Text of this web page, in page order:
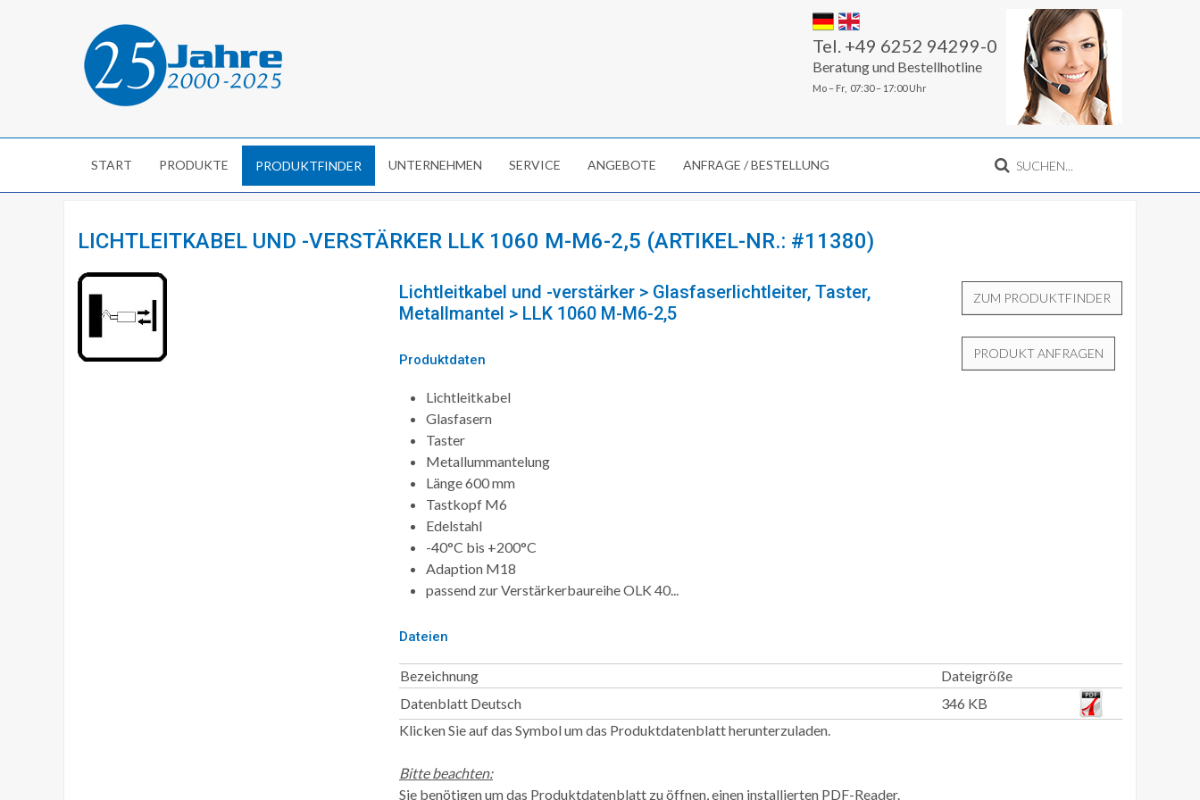
Tel. +49 6252 94299-0
Beratung und Bestellhotline
Mo – Fr, 07:30 – 17:00 Uhr
START PRODUKTE PRODUKTFINDER UNTERNEHMEN SERVICE ANGEBOTE ANFRAGE / BESTELLUNG
LICHTLEITKABEL UND -VERSTÄRKER LLK 1060 M-M6-2,5 (ARTIKEL-NR.: #11380)
Lichtleitkabel und -verstärker > Glasfaserlichtleiter, Taster,
Metallmantel > LLK 1060 M-M6-2,5
Produktdaten
Lichtleitkabel
Glasfasern
Taster
Metallummantelung
Länge 600 mm
Tastkopf M6
Edelstahl
-40°C bis +200°C
Adaption M18
passend zur Verstärkerbaureihe OLK 40...
Dateien
Bezeichnung
Dateigröße
Datenblatt Deutsch
346 KB
Klicken Sie auf das Symbol um das Produktdatenblatt herunterzuladen.
Bitte beachten:
Sie benötigen um das Produktdatenblatt zu öffnen, einen installierten PDF-Reader.